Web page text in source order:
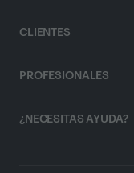
CLIENTES
PROFESIONALES
¿NECESITAS AYUDA?